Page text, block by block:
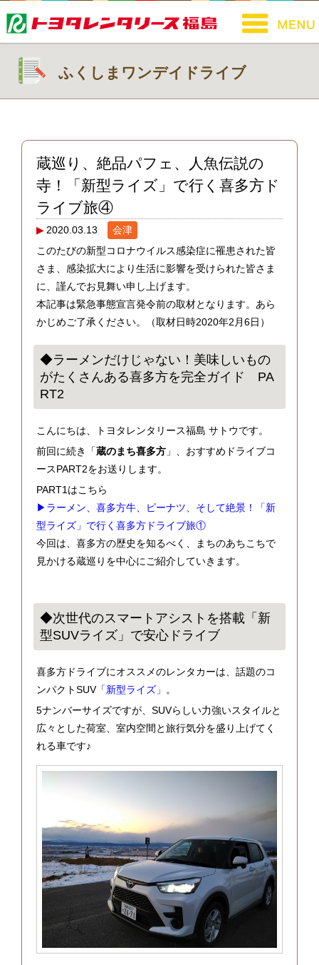
ふくしまワンデイドライブ
蔵巡り、絶品パフェ、人魚伝説の
寺！「新型ライズ」で行く喜多方ド
ライブ旅④
2020.03.13
会津
このたびの新型コロナウイルス感染症に罹患された皆
さま、感染拡大により生活に影響を受けられた皆さま
に、謹んでお見舞い申し上げます。
本記事は緊急事態宣言発令前の取材となります。あら
かじめご了承ください。（取材日時2020年2月6日）
◆ラーメンだけじゃない！美味しいもの
がたくさんある喜多方を完全ガイド PA
RT2
こんにちは、トヨタレンタリース福島 サトウです。
前回に続き「蔵のまち喜多方」、おすすめドライブコ
ースPART2をお送りします。
PART1はこちら
▶ラーメン、喜多方牛、ピーナツ、そして絶景！「新
型ライズ」で行く喜多方ドライブ旅①
今回は、喜多方の歴史を知るべく、まちのあちこちで
見かける蔵巡りを中心にご紹介していきます。
◆次世代のスマートアシストを搭載「新
型SUVライズ」で安心ドライブ
喜多方ドライブにオススメのレンタカーは、話題のコ
ンパクトSUV「新型ライズ」
。
5ナンバーサイズですが、SUVらしい力強いスタイルと
広々とした荷室、室内空間と旅行気分を盛り上げてく
れる車です♪